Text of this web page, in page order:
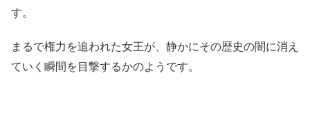
す。
まるで権力を追われた女王が、静かにその歴史の闇に消え
ていく瞬間を目撃するかのようです。